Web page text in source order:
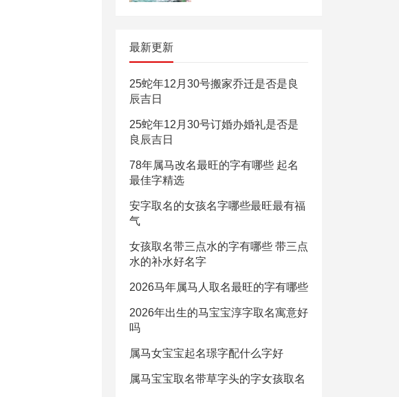
最新更新
25蛇年12月30号搬家乔迁是否是良
辰吉日
25蛇年12月30号订婚办婚礼是否是
良辰吉日
78年属马改名最旺的字有哪些 起名
最佳字精选
安字取名的女孩名字哪些最旺最有福
气
女孩取名带三点水的字有哪些 带三点
水的补水好名字
2026马年属马人取名最旺的字有哪些
2026年出生的马宝宝淳字取名寓意好
吗
属马女宝宝起名璟字配什么字好
属马宝宝取名带草字头的字女孩取名